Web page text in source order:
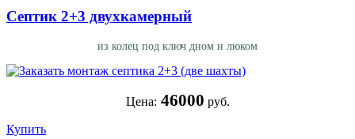
Септик 2+3 двухкамерный
из колец под ключ дном и люком
Цена: 46000 руб.
Купить